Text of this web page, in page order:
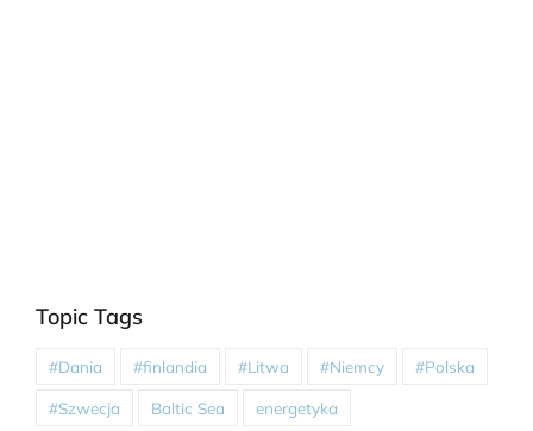
Topic Tags
#Dania #finlandia #Litwa #Niemcy #Polska
#Szwecja Baltic Sea energetyka